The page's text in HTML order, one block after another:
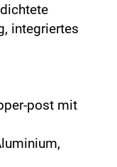
integriertes
post mit